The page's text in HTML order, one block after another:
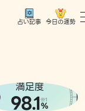
占い記事 今日の運勢
満足度
98.1※1
%